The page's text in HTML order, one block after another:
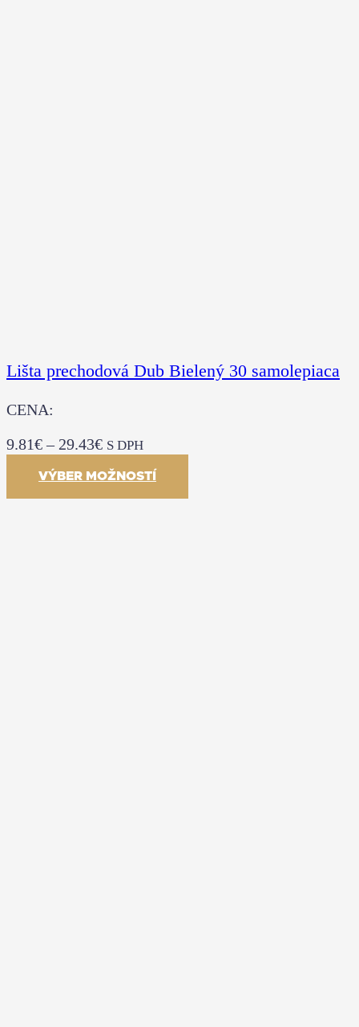
Lišta prechodová Dub Bielený 30 samolepiaca
CENA:
9.81€– 29.43€ S DPH
VÝBER MOŽNOSTÍ